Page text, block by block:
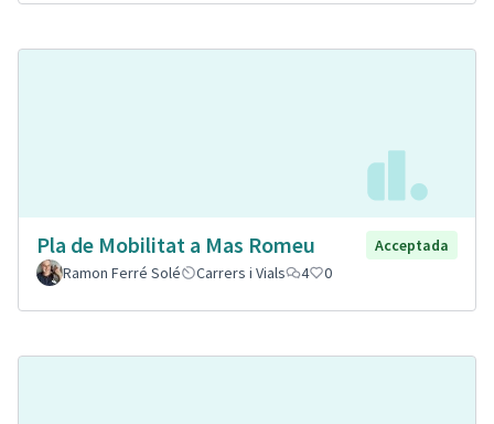
Pla de Mobilitat a Mas Romeu
Acceptada
Ramon Ferré Solé
Carrers i Vials 4 0